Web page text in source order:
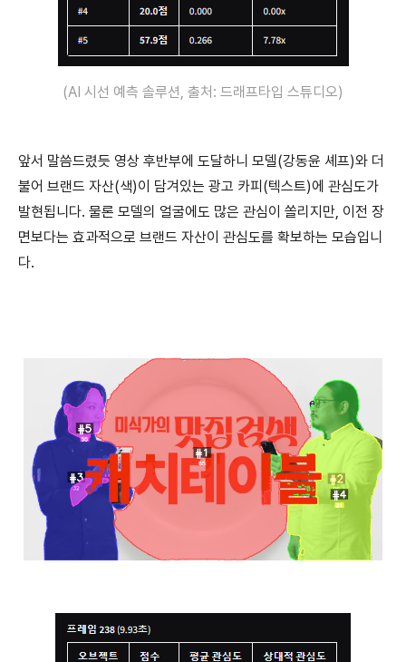
(AI 시선 예측 솔루션, 출처: 드래프타입 스튜디오)
앞서 말씀드렸듯 영상 후반부에 도달하니 모델(강동윤 셰프)와 더
불어 브랜드 자산(색)이 담겨있는 광고 카피(텍스트)에 관심도가
발현됩니다. 물론 모델의 얼굴에도 많은 관심이 쏠리지만, 이전 장
면보다는 효과적으로 브랜드 자산이 관심도를 확보하는 모습입니
다.